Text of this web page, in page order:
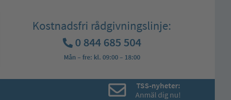
Kostnadsfri rådgivningslinje:
0 844 685 504
Mån – fre: kl. 09:00 – 18:00
TSS-nyheter:
Anmäl dig nu!